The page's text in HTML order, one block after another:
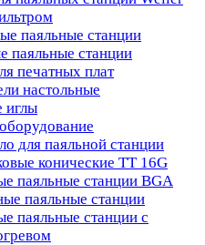
паяльные станции
паяльные станции
печатных плат
настольные
иглы
для паяльной станции
конические TT 16G
паяльные станции BGA
паяльные станции
паяльные станции с